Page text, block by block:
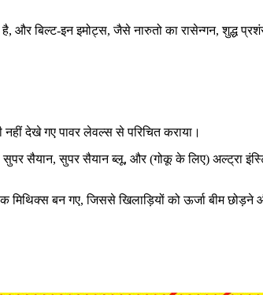
और बिल्ट-इन इमोट्स, जैसे नारुतो का रासेन्गन, शुद्ध
देखे गए पावर लेवल्स से परिचित कराया।
सैयान, सुपर सैयान ब्लू, और (गोकू के लिए) अल्ट्रा
मिथिक्स बन गए, जिससे खिलाड़ियों को ऊर्जा बीम